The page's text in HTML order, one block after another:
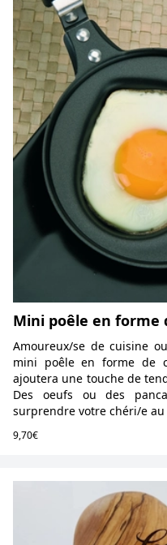
Mini poêle en forme
Amoureux/se de cuisine
mini poêle en forme de
ajoutera une touche de
Des oeufs ou des
surprendre votre chéri/e
9,70€